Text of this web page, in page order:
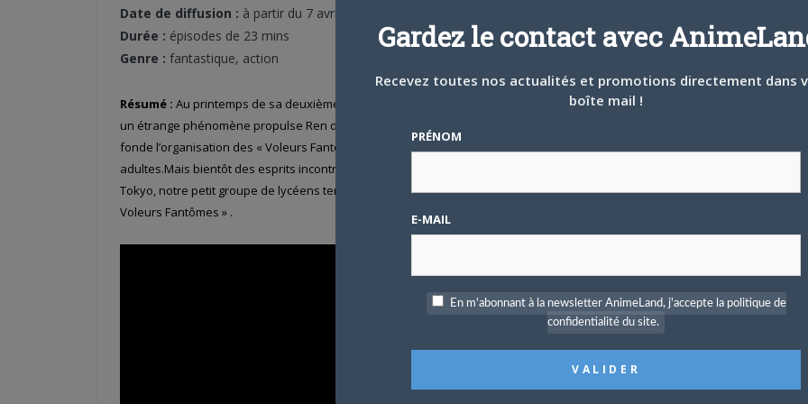
Date de diffusion : à partir du 7 avril
Durée : épisodes de 23 mins
Genre : fantastique, action
Résumé : Au printemps de sa deuxième année de lycée, Ren Amamiya intègre le lycée Shûjin.Le jour de la rentrée,
un étrange phénomène propulse Ren dans un monde parallèle, le Persona. Avec ses nouveaux compagnons, il y
fonde l’organisation des « Voleurs Fantômes ». Ensemble, ils décident de corriger les désirs pervers des
adultes.Mais bientôt des esprits incontrôlables viennent mettre le chaos en ville.Dans cette immense ville qu’est
Tokyo, notre petit groupe de lycéens tente de faire régner l’ordre après la fin des cours en gardant le nom de «
Voleurs Fantômes » .
Gardez le contact avec
Recevez toutes nos actualités et promotions directement dans
boîte mail !
PRÉNOM
E-MAIL
En m'abonnant à la newsletter AnimeLand, j'accepte la politique de
confidentialité du site.